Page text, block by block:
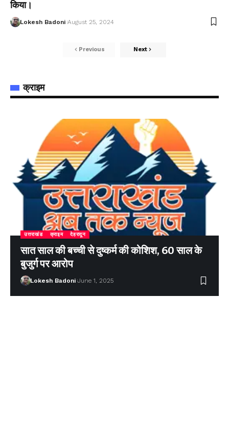
किया।
Lokesh Badoni August 25, 2024
Previous Next
क्राइम
उत्तराखंड क्राइम देहरादून
सात साल की बच्ची से दुष्कर्म की कोशिश, 60 साल के
बुजुर्ग पर आरोप
Lokesh Badoni June 1, 2025